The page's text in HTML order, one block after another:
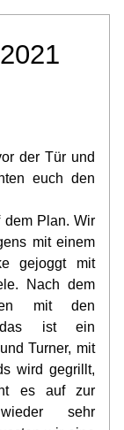
der Tür und
euch den
dem Plan. Wir
mit einem
gejoggt mit
Nach dem
mit den
das ist ein
Turner, mit
wird gegrillt,
es auf zur
sehr